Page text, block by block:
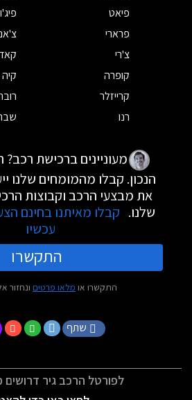
פיאט
פיג'ו
פרארי
צ'רי
קופרה
קיה
קרייזלר
רנו
מעוניינים ברכישת
הנכון. קבלו מהמומחים שלנו
את מבצעי הרכב וקבוצות
שלנו. קבלו מאיתנו בחינם
עכשיו
התקשרו
התקשרו או מלאו פרטים ונחזור
שתף
לפורטל הרכב גיר דרושים